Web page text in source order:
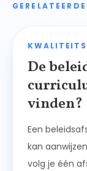
De
vinden?
Een
kan
volg je één